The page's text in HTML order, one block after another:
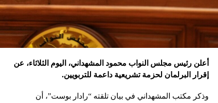
أعلن رئيس مجلس النواب محمود المشهداني، اليوم الثلاثاء، عن
إقرار البرلمان لحزمة تشريعية داعمة للتربويين.
وذكر مكتب المشهداني في بيان تلقته “رادار بوست”، أن